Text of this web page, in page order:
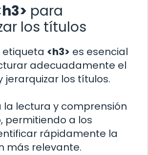
para
los títulos
etiqueta <h3> es esencial
adecuadamente el
jerarquizar los títulos.
la lectura y comprensión
permitiendo a los
rápidamente la
más relevante.